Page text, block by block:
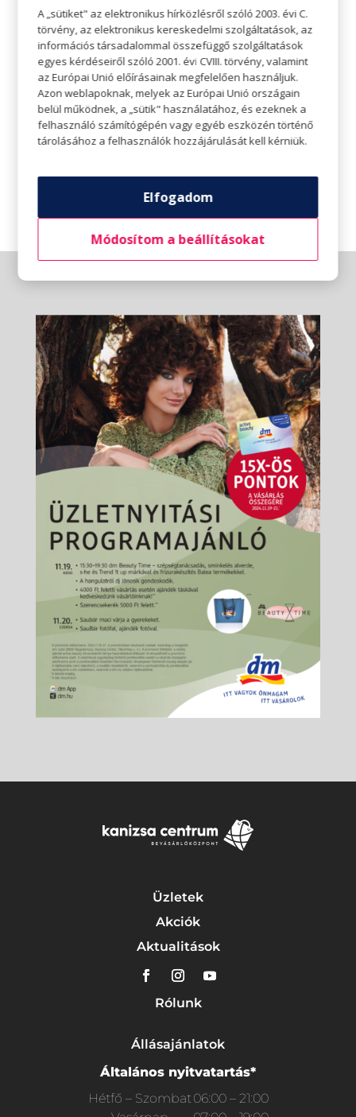
vásárlás összegére adott extra pont a pontbeváltást
követően fennmaradó, ténylegesen fizetendő összeg
alapján jár.
A tájékoztatás nem teljeskörű, a további részletekről,
valamint a pontszámítás és pontbeváltás szabályairól a
dm üzletekben, valamint
adm.hu/activebeautyoldalon tájékozódhat.
https://www.facebook.com/events/1113447217077452
Üzletek
Akciók
Aktualitások
Rólunk
Állásajánlatok
Általános nyitvatartás*
Hétfő – Szombat06:00 – 21:00
A „sütiket" az elektronikus hírközlésről szóló 2003. évi C.
törvény, az elektronikus kereskedelmi szolgáltatások, az
információs társadalommal összefüggő szolgáltatások
egyes kérdéseiről szóló 2001. évi CVIII. törvény, valamint
az Európai Unió előírásainak megfelelően használjuk.
Azon weblapoknak, melyek az Európai Unió országain
belül működnek, a „sütik" használatához, és ezeknek a
felhasználó számítógépén vagy egyéb eszközén történő
tárolásához a felhasználók hozzájárulását kell kérniük.
Elfogadom
Módosítom a beállításokat